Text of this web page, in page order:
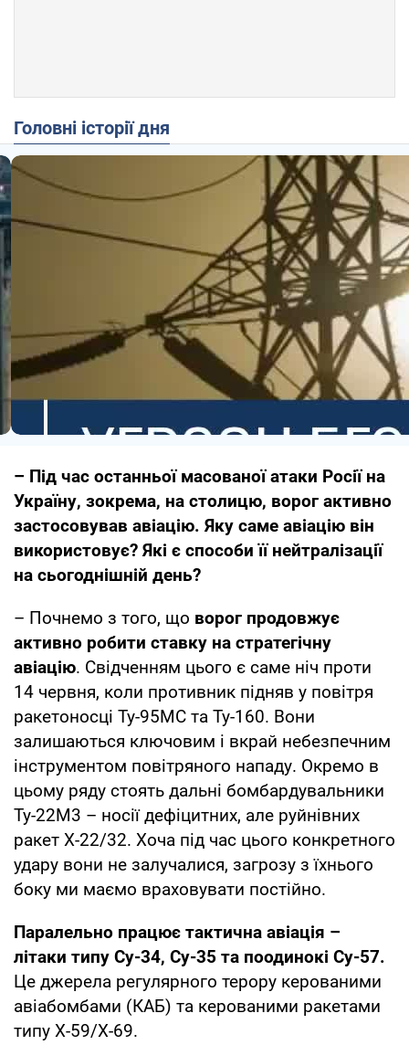
Головні історії дня
– Під час останньої масованої атаки Росії на
Україну, зокрема, на столицю, ворог активно
застосовував авіацію. Яку саме авіацію він
використовує? Які є способи її нейтралізації
на сьогоднішній день?
– Почнемо з того, що ворог продовжує
активно робити ставку на стратегічну
авіацію. Свідченням цього є саме ніч проти
14 червня, коли противник підняв у повітря
ракетоносці Ту-95МС та Ту-160. Вони
залишаються ключовим і вкрай небезпечним
інструментом повітряного нападу. Окремо в
цьому ряду стоять дальні бомбардувальники
Ту-22М3 – носії дефіцитних, але руйнівних
ракет Х-22/32. Хоча під час цього конкретного
удару вони не залучалися, загрозу з їхнього
боку ми маємо враховувати постійно.
Паралельно працює тактична авіація –
літаки типу Су-34, Су-35 та поодинокі Су-57.
Це джерела регулярного терору керованими
авіабомбами (КАБ) та керованими ракетами
типу Х-59/Х-69.